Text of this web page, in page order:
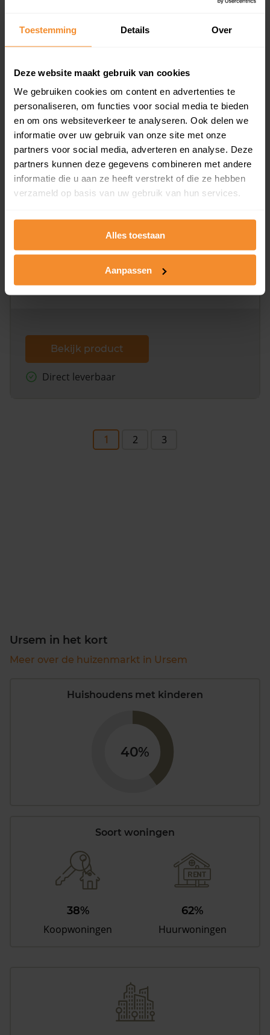
Toestemming Details Over
Deze website maakt gebruik van cookies
We gebruiken cookies om content en advertenties te
personaliseren, om functies voor social media te bieden
en om ons websiteverkeer te analyseren. Ook delen we
informatie over uw gebruik van onze site met onze
partners voor social media, adverteren en analyse. Deze
partners kunnen deze gegevens combineren met andere
informatie die u aan ze heeft verstrekt of die ze hebben
verzameld op basis van uw gebruik van hun services.
Alles toestaan
Aanpassen
Een overzicht van alle verkochte woningen (koopsom
inclusief een jaar lang gratis updates van nieuwe
Bekijk product
Direct leverbaar
Kadastrale kaart pakket
Alleen globale ligging perceel
Een uitgebreid overzicht van het perceel en
omliggende percelen met de kadastrale erfgrenzen,
dit inclusief de luchtfoto!
Bekijk product
Direct leverbaar
1 2 3
Ursem in het kort
Meer over de huizenmarkt in Ursem
Huishoudens met kinderen
40%
Soort woningen
38%
Koopwoningen
62%
Huurwoningen